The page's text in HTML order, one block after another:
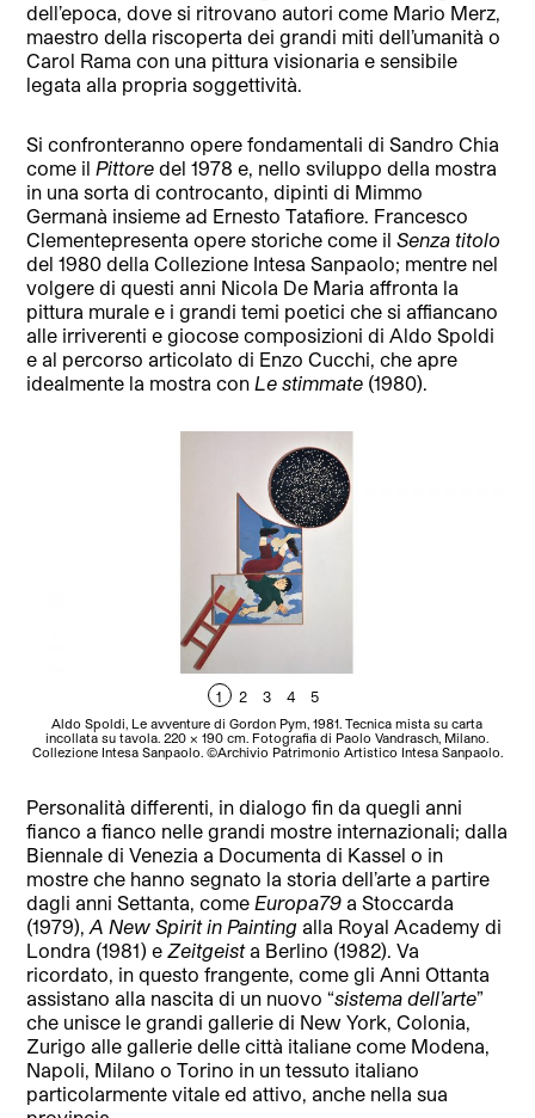
dell’epoca, dove si ritrovano autori come Mario Merz,
maestro della riscoperta dei grandi miti dell’umanità o
Carol Rama con una pittura visionaria e sensibile
legata alla propria soggettività.
Si confronteranno opere fondamentali di Sandro Chia
come ilPittore del 1978 e, nello sviluppo della mostra
in una sorta di controcanto, dipinti di Mimmo
Germanà insieme ad Ernesto Tatafiore. Francesco
Clementepresenta opere storiche come ilSenza titolo
del 1980 della Collezione Intesa Sanpaolo; mentre nel
volgere di questi anni Nicola De Maria affronta la
pittura murale e i grandi temi poetici che si affiancano
alle irriverenti e giocose composizioni di Aldo Spoldi
e al percorso articolato di Enzo Cucchi, che apre
idealmente la mostra conLe stimmate (1980).
1 2 3 4 5
Aldo Spoldi, Le avventure di Gordon Pym, 1981. Tecnica mista su carta
incollata su tavola. 220 x 190 cm. Fotografia di Paolo Vandrasch, Milano.
Collezione Intesa Sanpaolo. ©Archivio Patrimonio Artistico Intesa Sanpaolo.
Personalità differenti, in dialogo fin da quegli anni
fianco a fianco nelle grandi mostre internazionali; dalla
Biennale di Venezia a Documenta di Kassel o in
mostre che hanno segnato la storia dell’arte a partire
dagli anni Settanta, comeEuropa79 a Stoccarda
(1979),A New Spirit in Painting alla Royal Academy di
Londra (1981) eZeitgeista Berlino (1982). Va
ricordato, in questo frangente, come gli Anni Ottanta
assistano alla nascita di un nuovo “sistema dell’arte”
che unisce le grandi gallerie di New York, Colonia,
Zurigo alle gallerie delle città italiane come Modena,
Napoli, Milano o Torino in un tessuto italiano
particolarmente vitale ed attivo, anche nella sua